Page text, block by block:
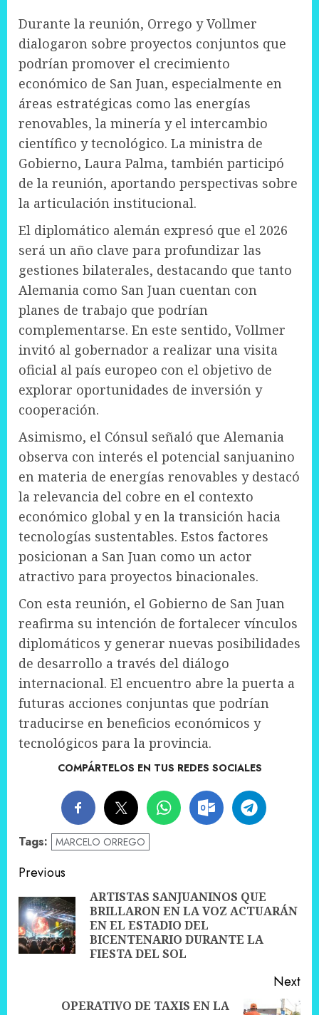
Durante la reunión, Orrego y Vollmer
dialogaron sobre proyectos conjuntos que
podrían promover el crecimiento
económico de San Juan, especialmente en
áreas estratégicas como las energías
renovables, la minería y el intercambio
científico y tecnológico. La ministra de
Gobierno, Laura Palma, también participó
de la reunión, aportando perspectivas sobre
la articulación institucional.
El diplomático alemán expresó que el 2026
será un año clave para profundizar las
gestiones bilaterales, destacando que tanto
Alemania como San Juan cuentan con
planes de trabajo que podrían
complementarse. En este sentido, Vollmer
invitó al gobernador a realizar una visita
oficial al país europeo con el objetivo de
explorar oportunidades de inversión y
cooperación.
Asimismo, el Cónsul señaló que Alemania
observa con interés el potencial sanjuanino
en materia de energías renovables y destacó
la relevancia del cobre en el contexto
económico global y en la transición hacia
tecnologías sustentables. Estos factores
posicionan a San Juan como un actor
atractivo para proyectos binacionales.
Con esta reunión, el Gobierno de San Juan
reafirma su intención de fortalecer vínculos
diplomáticos y generar nuevas posibilidades
de desarrollo a través del diálogo
internacional. El encuentro abre la puerta a
futuras acciones conjuntas que podrían
traducirse en beneficios económicos y
tecnológicos para la provincia.
COMPÁRTELOS EN TUS REDES SOCIALES
Tags: MARCELO ORREGO
Post
navigation
Previous
ARTISTAS SANJUANINOS QUE
BRILLARON EN LA VOZ ACTUARÁN
EN EL ESTADIO DEL
BICENTENARIO DURANTE LA
FIESTA DEL SOL
Next
OPERATIVO DE TAXIS EN LA